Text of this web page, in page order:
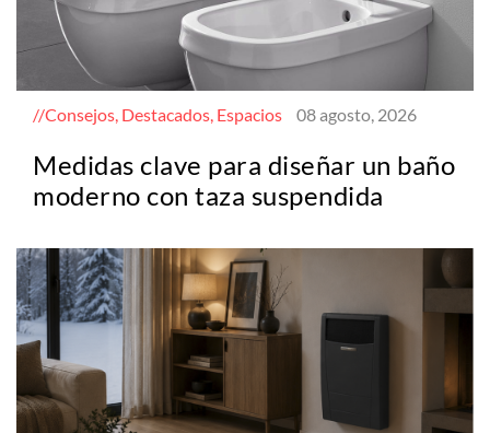
Consejos, Destacados, Espacios 08 agosto, 2026
Medidas clave para diseñar un baño
moderno con taza suspendida